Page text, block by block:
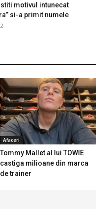
motivul intunecat
si-a primit numele
Afaceri
Tommy Mallet al lui TOWIE
castiga milioane din marca
de trainer